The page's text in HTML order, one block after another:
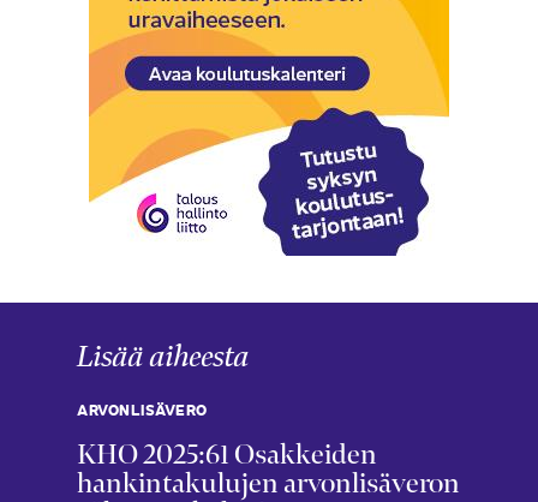
Lisää aiheesta
ARVONLISÄVERO
KHO 2025:61 Osakkeiden
hankintakulujen arvonlisäveron